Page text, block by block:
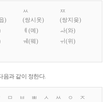
)
ㅆ
(쌍시옷)
ㅉ
(쌍지읒)
ㅖ(예)
ㅘ(와)
ㅞ(웨)
ㅟ(위)
음과 같이 정한다.
ㅁ ㅂ ㅃ ㅅ ㅆ ㅇ
ㅈ